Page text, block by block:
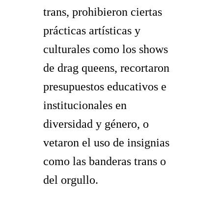
trans, prohibieron ciertas
prácticas artísticas y
culturales como los shows
de drag queens, recortaron
presupuestos educativos e
institucionales en
diversidad y género, o
vetaron el uso de insignias
como las banderas trans o
del orgullo.